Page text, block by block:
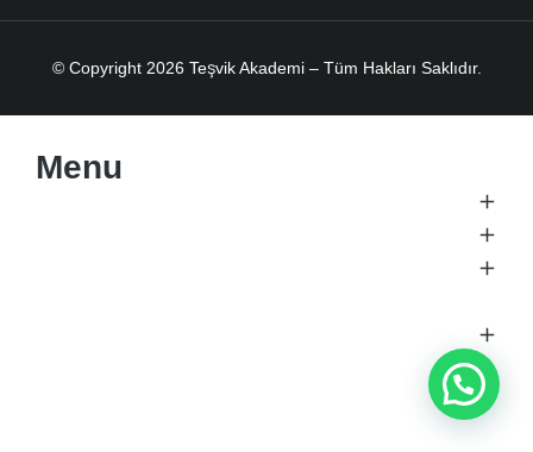
© Copyright 2026 Teşvik Akademi – Tüm Hakları Saklıdır.
Menu